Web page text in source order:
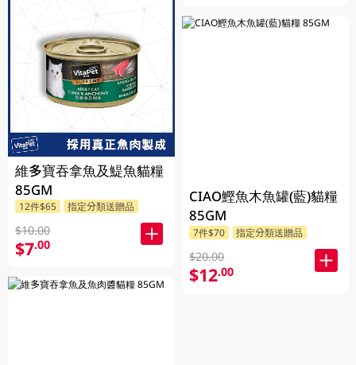
維多寶吞拿魚及鯷魚貓糧
85GM
12件$65 指定分類送贈品
$10.00
$7.00
CIAO鰹魚木魚罐(藍)貓糧
85GM
7件$70 指定分類送贈品
$20.00
$12.00